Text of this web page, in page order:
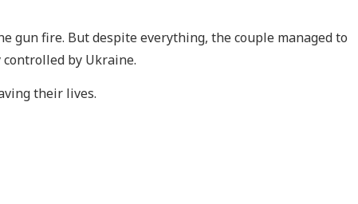
gun fire. But despite everything, the couple managed to
by Ukraine.
their lives.